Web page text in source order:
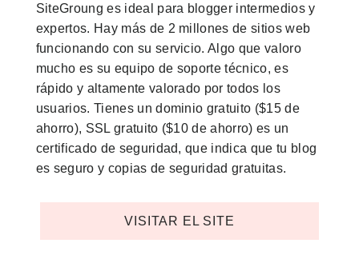
SiteGroung es ideal para blogger intermedios y
expertos. Hay más de 2 millones de sitios web
funcionando con su servicio. Algo que valoro
mucho es su equipo de soporte técnico, es
rápido y altamente valorado por todos los
usuarios. Tienes un dominio gratuito ($15 de
ahorro), SSL gratuito ($10 de ahorro) es un
certificado de seguridad, que indica que tu blog
es seguro y copias de seguridad gratuitas.
VISITAR EL SITE